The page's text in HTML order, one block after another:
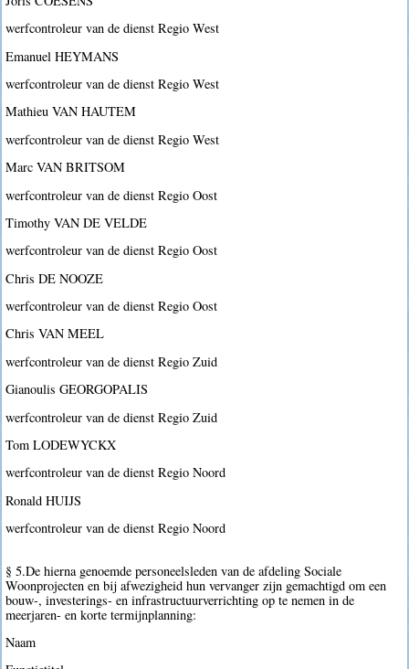
werfcontroleur van de dienst Regio West
Emanuel HEYMANS
werfcontroleur van de dienst Regio West
Mathieu VAN HAUTEM
werfcontroleur van de dienst Regio West
Marc VAN BRITSOM
werfcontroleur van de dienst Regio Oost
Timothy VAN DE VELDE
werfcontroleur van de dienst Regio Oost
Chris DE NOOZE
werfcontroleur van de dienst Regio Oost
Chris VAN MEEL
werfcontroleur van de dienst Regio Zuid
Gianoulis GEORGOPALIS
werfcontroleur van de dienst Regio Zuid
Tom LODEWYCKX
werfcontroleur van de dienst Regio Noord
Ronald HUIJS
werfcontroleur van de dienst Regio Noord
§ 5.De hierna genoemde personeelsleden van de afdeling Sociale
Woonprojecten en bij afwezigheid hun vervanger zijn gemachtigd om een
bouw-, investerings- en infrastructuurverrichting op te nemen in de
meerjaren- en korte termijnplanning:
Naam